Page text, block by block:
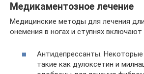
Медикаментозное лечение
Медицинские методы для лечения
онемения в ногах и ступнях включают
Антидепрессанты.
такие как дулоксетин и